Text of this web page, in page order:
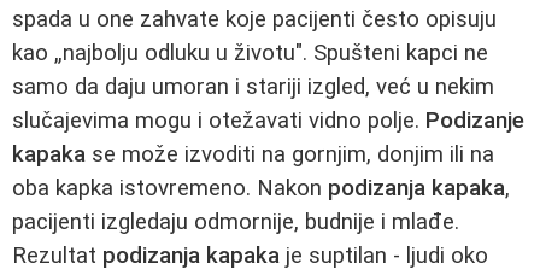
spada u one zahvate koje pacijenti često opisuju
kao „najbolju odluku u životu". Spušteni kapci ne
samo da daju umoran i stariji izgled, već u nekim
slučajevima mogu i otežavati vidno polje. Podizanje
kapaka se može izvoditi na gornjim, donjim ili na
oba kapka istovremeno. Nakon podizanja kapaka,
pacijenti izgledaju odmornije, budnije i mlađe.
Rezultat podizanja kapaka je suptilan - ljudi oko